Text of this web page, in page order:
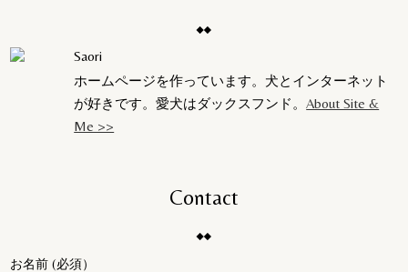
Saori
ホームページを作っています。犬とインターネット
が好きです。愛犬はダックスフンド。About Site &
Me >>
Contact
お名前 (必須）